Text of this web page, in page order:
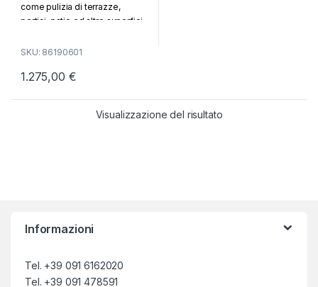
come pulizia di terrazze,
portici, patio ed altre superfici,
ingressi; mobili da giardino,
moto, caravan, biciclette,
pulizia barche, motoscafi e
SKU: 86190601
1.275,00 €
Visualizzazione del risultato
Informazioni
Tel. +39 091 6162020
Tel. +39 091 478591